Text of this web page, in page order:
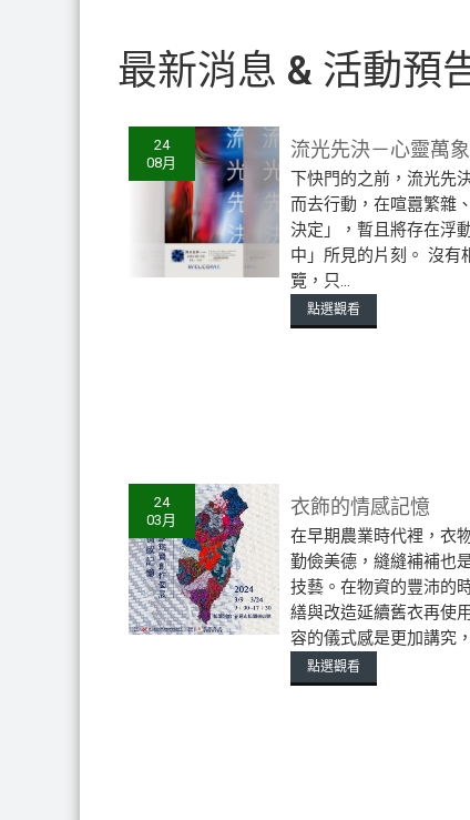
最新消息 & 活動預
24
08月
流光先決－心靈萬象
下快門的之前，流光先
而去行動，在喧囂繁雜
決定」，暫且將存在浮
中」所見的片刻。 沒有
覽，只...
點選觀看
24
03月
衣飾的情感記憶
在早期農業時代裡，衣
勤儉美德，縫縫補補也
技藝。在物資的豐沛的
繕與改造延續舊衣再使
容的儀式感是更加講究
點選觀看